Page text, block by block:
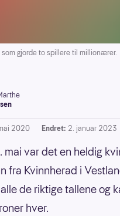
gjorde to spillere til millionærer.
2020 Endret: 2. januar 2023
mai var det en heldig
fra Kvinnherad i
de riktige tallene og
hver.